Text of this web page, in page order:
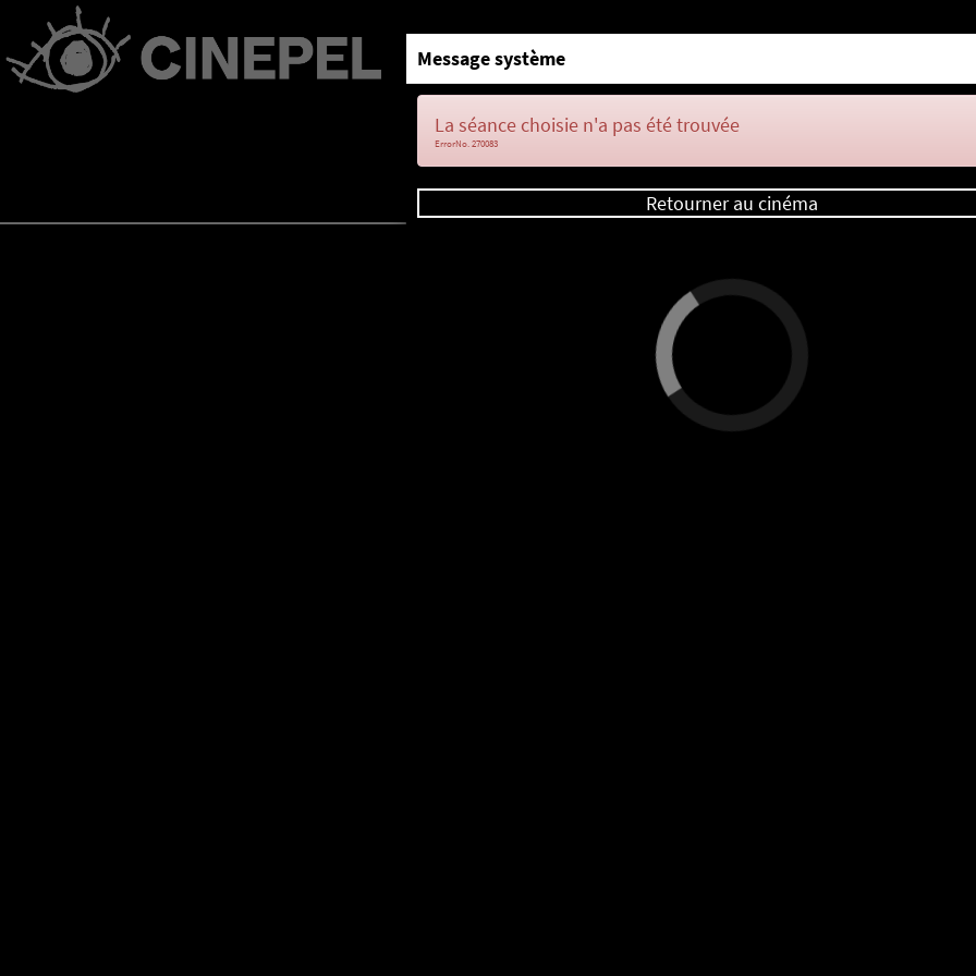
Message système
La séance choisie n'a pas été trouvée
ErrorNo. 270083
Retourner au cinéma